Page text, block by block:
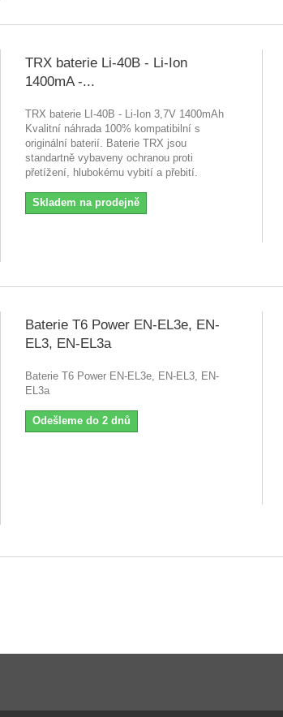
TRX baterie Li-40B - Li-Ion
1400mA -...
TRX baterie LI-40B - Li-Ion 3,7V 1400mAh
Kvalitní náhrada 100% kompatibilní s
originální baterií. Baterie TRX jsou
standartně vybaveny ochranou proti
přetížení, hlubokému vybití a přebití.
Skladem na prodejně
Baterie T6 Power EN-EL3e, EN-
EL3, EN-EL3a
Baterie T6 Power EN-EL3e, EN-EL3, EN-
EL3a
Odešleme do 2 dnů